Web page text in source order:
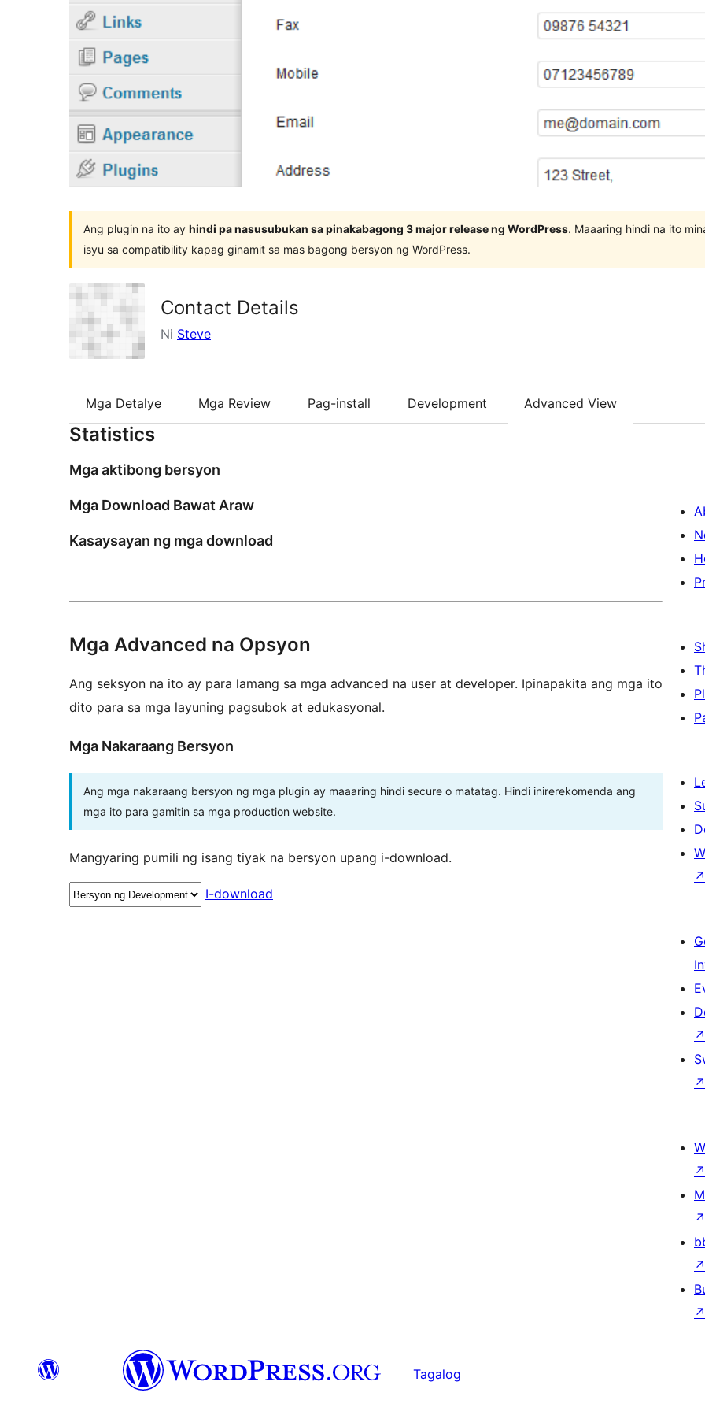
Ang plugin na ito ay hindi pa nasusubukan sa pinakabagong 3 major release ng WordPress. Maaaring hindi na ito
isyu sa compatibility kapag ginamit sa mas bagong bersyon ng WordPress.
Contact Details
Ni Steve
Mga Detalye Mga Review Pag-install Development Advanced View
Statistics
Mga aktibong bersyon
Mga Download Bawat Araw
Kasaysayan ng mga download
Mga Advanced na Opsyon
Ang seksyon na ito ay para lamang sa mga advanced na user at developer. Ipinapakita ang mga ito
dito para sa mga layuning pagsubok at edukasyonal.
Mga Nakaraang Bersyon
Ang mga nakaraang bersyon ng mga plugin ay maaaring hindi secure o matatag. Hindi inirerekomenda ang
mga ito para gamitin sa mga production website.
Mangyaring pumili ng isang tiyak na bersyon upang i-download.
I-download
↗
↗
↗
↗
↗
↗
↗
Tagalog